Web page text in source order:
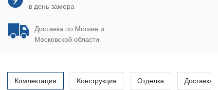
в день замера
Доставка по Москве и
Московской области
Комлектация Конструкция Отделка Доставка